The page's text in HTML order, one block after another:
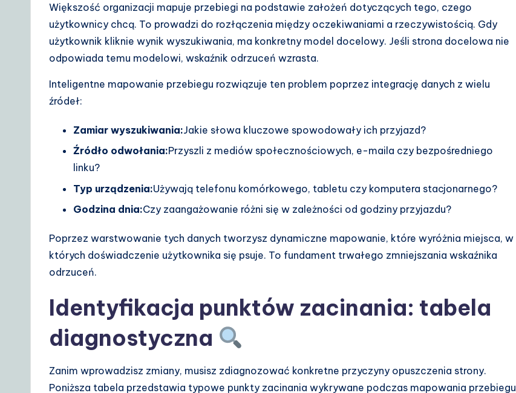
Większość organizacji mapuje przebiegi na podstawie założeń dotyczących tego, czego
użytkownicy chcą. To prowadzi do rozłączenia między oczekiwaniami a rzeczywistością. Gdy
użytkownik kliknie wynik wyszukiwania, ma konkretny model docelowy. Jeśli strona docelowa nie
odpowiada temu modelowi, wskaźnik odrzuceń wzrasta.
Inteligentne mapowanie przebiegu rozwiązuje ten problem poprzez integrację danych z wielu
źródeł:
Zamiar wyszukiwania:Jakie słowa kluczowe spowodowały ich przyjazd?
Źródło odwołania:Przyszli z mediów społecznościowych, e-maila czy bezpośredniego
linku?
Typ urządzenia:Używają telefonu komórkowego, tabletu czy komputera stacjonarnego?
Godzina dnia:Czy zaangażowanie różni się w zależności od godziny przyjazdu?
Poprzez warstwowanie tych danych tworzysz dynamiczne mapowanie, które wyróżnia miejsca, w
których doświadczenie użytkownika się psuje. To fundament trwałego zmniejszania wskaźnika
odrzuceń.
Identyfikacja punktów zacinania: tabela
diagnostyczna
Zanim wprowadzisz zmiany, musisz zdiagnozować konkretne przyczyny opuszczenia strony.
Poniższa tabela przedstawia typowe punkty zacinania wykrywane podczas mapowania przebiegu